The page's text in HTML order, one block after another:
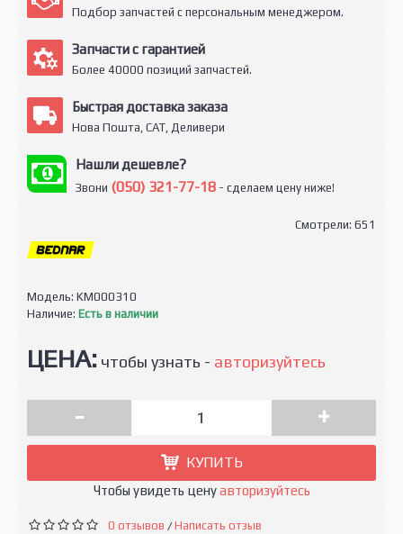
Подбор запчастей с персональным менеджером.
Запчасти с гарантией
Более 40000 позиций запчастей.
Быстрая доставка заказа
Нова Пошта, САТ, Деливери
Нашли дешевле?
Звони (050) 321-77-18 - сделаем цену ниже!
Смотрели: 651
Модель: KM000310
Наличие: Есть в наличии
ЦЕНА: чтобы узнать - авторизуйтесь
- +
КУПИТЬ
Чтобы увидеть ценуавторизуйтесь
0 отзывов /Написать отзыв